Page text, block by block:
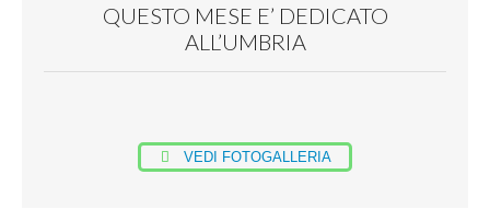
QUESTO MESE E’ DEDICATO
ALL’UMBRIA
VEDI FOTOGALLERIA